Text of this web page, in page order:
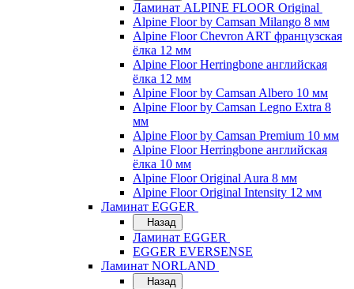
Ламинат ALPINE FLOOR Original
Alpine Floor by Camsan Milango 8 мм
Alpine Floor Chevron ART французская
ёлка 12 мм
Alpine Floor Herringbone английская
ёлка 12 мм
Alpine Floor by Camsan Albero 10 мм
Alpine Floor by Camsan Legno Extra 8
мм
Alpine Floor by Camsan Premium 10 мм
Alpine Floor Herringbone английская
ёлка 10 мм
Alpine Floor Original Aura 8 мм
Alpine Floor Original Intensity 12 мм
Ламинат EGGER
Назад
Ламинат EGGER
EGGER EVERSENSE
Ламинат NORLAND
Назад